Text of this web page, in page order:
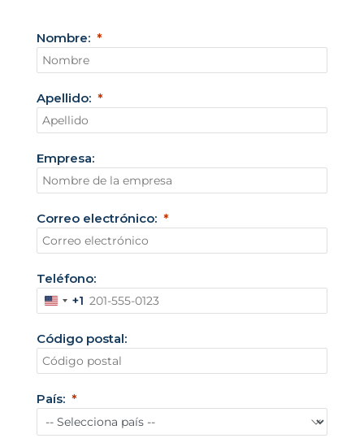
Nombre:
Apellido:
Empresa:
Correo electrónico:
Teléfono:
E
t
a
d
o
s
+1
Código postal:
País: